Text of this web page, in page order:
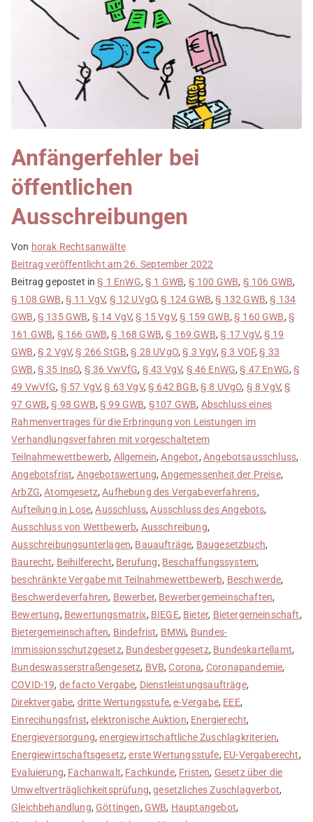
Anfängerfehler bei
öffentlichen
Ausschreibungen
Von horak Rechtsanwälte
Beitrag veröffentlicht am26. September 2022
Beitrag gepostet in§ 1 EnWG,§ 1 GWB, § 100 GWB, § 106 GWB,
§ 108 GWB, § 11 VgV, § 12 UVgO,§ 124 GWB,§ 132 GWB,§ 134
GWB, § 135 GWB, § 14 VgV,§ 15 VgV,§ 159 GWB,§ 160 GWB, §
161 GWB, § 166 GWB,§ 168 GWB,§ 169 GWB,§ 17 VgV, § 19
GWB, § 2 VgV,§ 266 StGB,§ 28 UVgO,§ 3 VgV, § 3 VOF,§ 33
GWB, § 35 InsO, § 36 VwVfG, § 43 VgV, § 46 EnWG,§ 47 EnWG,§
49 VwVfG, § 57 VgV,§ 63 VgV,§ 642 BGB,§ 8 UVgO, § 8 VgV,§
97 GWB,§ 98 GWB,§ 99 GWB, §107 GWB, Abschluss eines
Rahmenvertrages für die Erbringung von Leistungen im
Verhandlungsverfahren mit vorgeschaltetem
Teilnahmewettbewerb, Allgemein,Angebot, Angebotsausschluss,
Angebotsfrist, Angebotswertung,Angemessenheit der Preise,
ArbZG,Atomgesetz,Aufhebung des Vergabeverfahrens,
Aufteilung in Lose,Ausschluss,Ausschluss des Angebots,
Ausschluss von Wettbewerb, Ausschreibung,
Ausschreibungsunterlagen, Bauaufträge, Baugesetzbuch,
Baurecht, Beihilferecht, Berufung, Beschaffungssystem,
beschränkte Vergabe mit Teilnahmewettbewerb, Beschwerde,
Beschwerdeverfahren, Bewerber, Bewerbergemeinschaften,
Bewertung, Bewertungsmatrix, BIEGE, Bieter, Bietergemeinschaft,
Bietergemeinschaften, Bindefrist, BMWi, Bundes-
Immissionsschutzgesetz, Bundesberggesetz, Bundeskartellamt,
Bundeswasserstraßengesetz, BVB,Corona, Coronapandemie,
COVID-19, de facto Vergabe, Dienstleistungsaufträge,
Direktvergabe, dritte Wertungsstufe,e-Vergabe, EEE,
Einrecihungsfrist,elektronische Auktion, Energierecht,
Energieversorgung,energiewirtschaftliche Zuschlagkriterien,
Energiewirtschaftsgesetz,erste Wertungsstufe, EU-Vergaberecht,
Evaluierung, Fachanwalt, Fachkunde, Fristen, Gesetz über die
Umweltverträglichkeitsprüfung,gesetzliches Zuschlagverbot,
Gleichbehandlung, Göttingen, GWB, Hauptangebot,